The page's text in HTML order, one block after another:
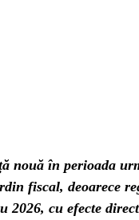
nouă în perioada
fiscal, deoarece
2026, cu efecte